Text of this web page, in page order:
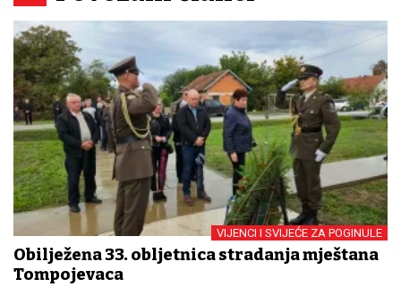
VIJENCI I SVIJEĆE ZA POGINULE
Obilježena 33. obljetnica stradanja mještana
Tompojevaca